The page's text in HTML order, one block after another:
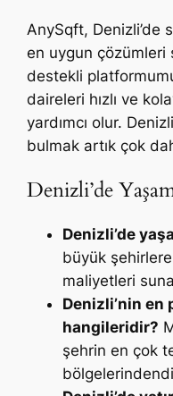
AnySqft, Denizli’de
en uygun çözümleri
destekli
daireleri hızlı ve
yardımcı olur.
bulmak artık çok
Denizli’de
Denizli’de
büyük
maliyetleri
Denizli’nin en
hangileridir?
şehrin en çok